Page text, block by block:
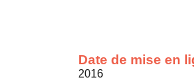
Date de mise en
2016